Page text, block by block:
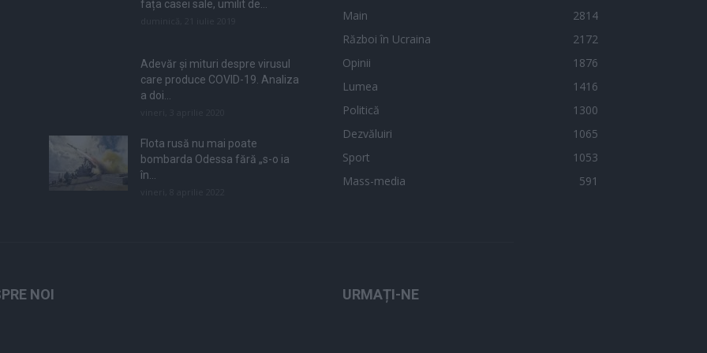
fața casei sale, umilit de...
Adevăr și mituri despre virusul
care produce COVID-19. Analiza
a doi...
Flota rusă nu mai poate
bombarda Odessa fără „s-o ia
în...
Main
2814
Război în Ucraina
2172
Opinii
1876
Lumea
1416
Politică
1300
Dezvăluiri
1065
Sport
1053
Mass-media
591
NOI URMAȚI-NE